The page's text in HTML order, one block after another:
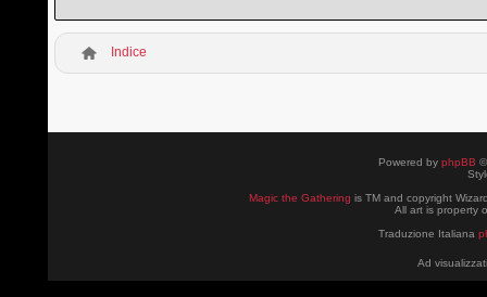
Indice
Powered by phpBB
Magic the Gathering is TM and copyright
All art is property
Traduzione Italiana
Ad